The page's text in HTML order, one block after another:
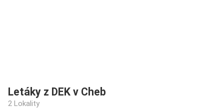
Letáky z DEK v Cheb
2 Lokality